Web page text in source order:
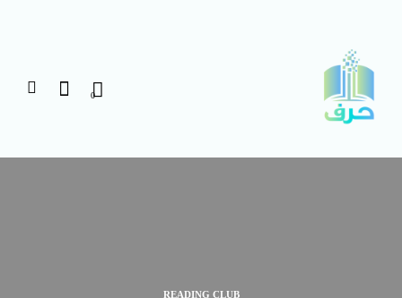
0
READING CLUB